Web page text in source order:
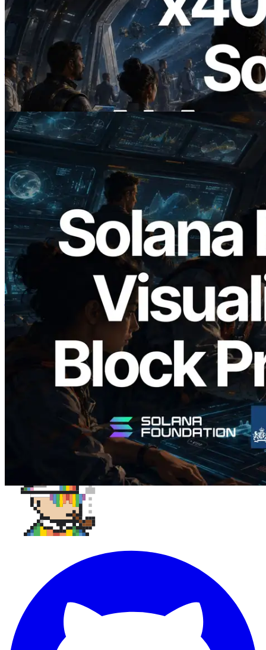
2026.07.04
ERPC ने x402 समर्थित Solana RPC लॉन्च
किया — AI एजेंट अब जरूरत के API के लिए ऑन-
डिमांड भुगतान कर सकते हैं
यह लेख पढ़ें
2026.05.24
Validators Solutions ने Solana Block
Analyzer लॉन्च किया — प्रति-slot ब्लॉक
उत्पादन समय और नियुक्त वैलिडेटर का
विज़ुअलाइज़ेशन